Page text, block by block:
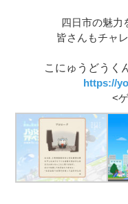
四日市の魅力
皆さんもチャ
こにゅうどうく
https://
<